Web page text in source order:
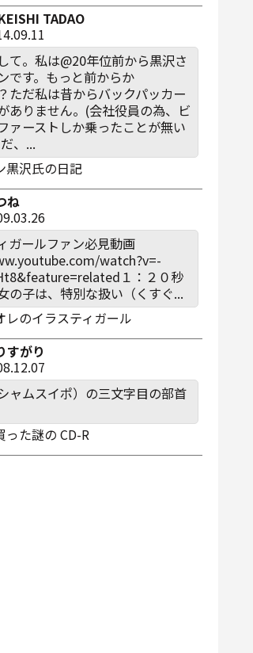
TADAO
て。私は@20年位前から黒沢さ
です。もっと前からか
ただ私は昔からバックパッカー
ありません。(会社役員の為、ビ
ァーストしか乗ったことが無い
、...
黒沢氏の日記
ね
ガールファン必見動画
watch?v=-
１：２０秒
の子は、特別な扱い（くすぐ...
レのイラスティガール
すがり
ャムスイポ）の三文字目の部首
った謎の CD-R